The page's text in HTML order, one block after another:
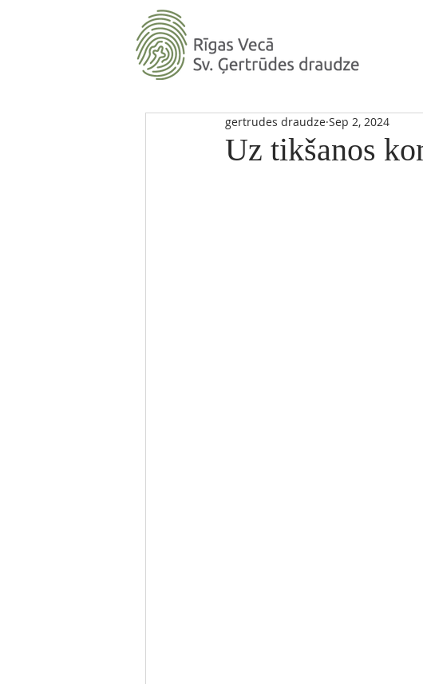
Uz tikšanos
gertrudes draudze Sep 2, 2024